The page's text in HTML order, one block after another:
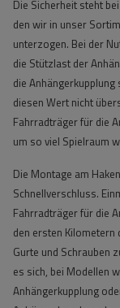
Die Sicherheit steht
den wir in unser
unterzogen. Bei der
die Stützlast der
die
diesen Wert nicht
Fahrradträger für die
um so viel Spielraum
Die Montage am
Schnellverschluss.
Fahrradträger für die
den ersten Kilometern
Gurte und Schrauben
es sich, bei Modellen
Anhängerkupplung